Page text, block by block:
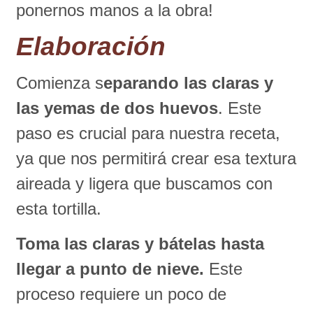
ponernos manos a la obra!
Elaboración
Comienza separando las claras y
las yemas de dos huevos. Este
paso es crucial para nuestra receta,
ya que nos permitirá crear esa textura
aireada y ligera que buscamos con
esta tortilla.
Toma las claras y bátelas hasta
llegar a punto de nieve. Este
proceso requiere un poco de